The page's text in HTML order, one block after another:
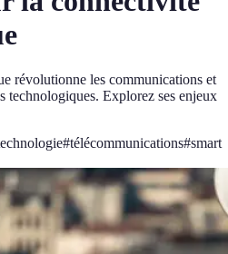
révolutionne les communications et
technologiques. Explorez ses enjeux
#télécommunications#smart